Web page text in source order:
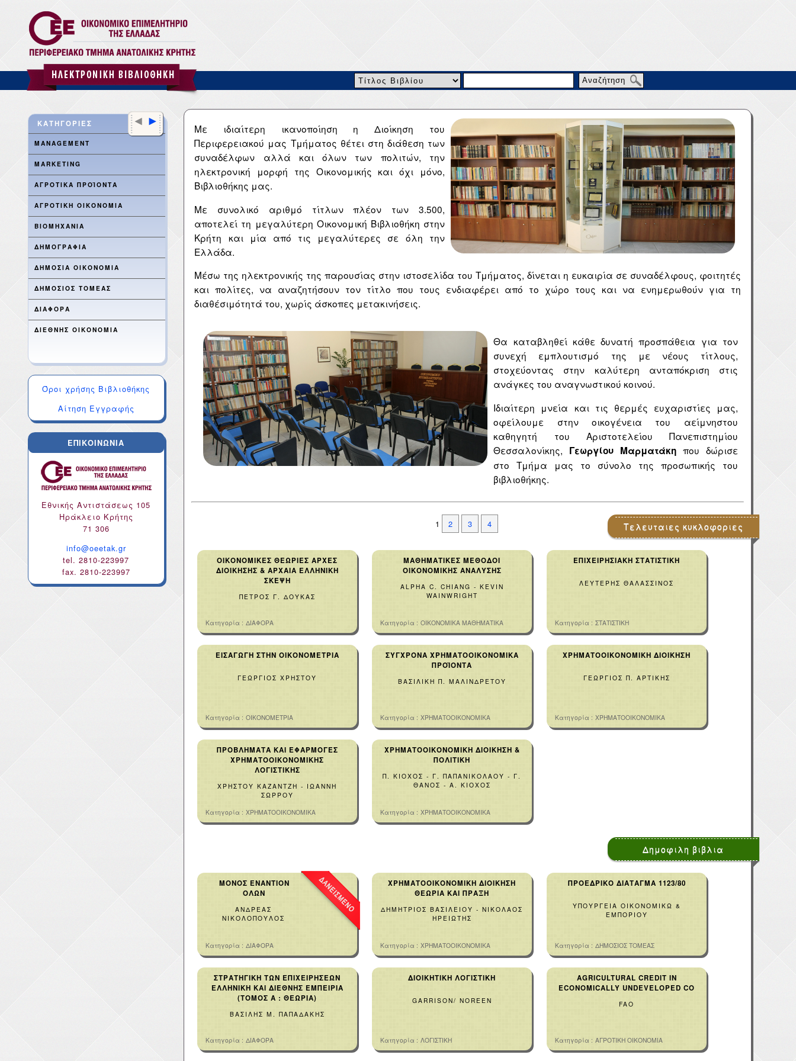
ΚΑΤΗΓΟΡΙΕΣ < >
MANAGEMENT
MARKETING
ΑΓΡΟΤΙΚΑ ΠΡΟΪΟΝΤΑ
ΑΓΡΟΤΙΚΗ ΟΙΚΟΝΟΜΙΑ
ΒΙΟΜΗΧΑΝΙΑ
ΔΗΜΟΓΡΑΦΙΑ
ΔΗΜΟΣΙΑ ΟΙΚΟΝΟΜΙΑ
ΔΗΜΟΣΙΟΣ ΤΟΜΕΑΣ
ΔΙΑΦΟΡΑ
ΔΙΕΘΝΗΣ ΟΙΚΟΝΟΜΙΑ
Όροι χρήσης Βιβλιοθήκης
Αίτηση Εγγραφής
ΕΠΙΚΟΙΝΩΝΙΑ
Εθνικής Αντιστάσεως 105
Ηράκλειο Κρήτης
71 306
info@oeetak.gr
tel. 2810-223997
fax. 2810-223997
Με ιδιαίτερη ικανοποίηση η Διοίκηση του
Περιφερειακού μας Τμήματος θέτει στη διάθεση των
συναδέλφων αλλά και όλων των πολιτών, την
ηλεκτρονική μορφή της Οικονομικής και όχι μόνο,
Βιβλιοθήκης μας.
Με συνολικό αριθμό τίτλων πλέον των 3.500,
αποτελεί τη μεγαλύτερη Οικονομική Βιβλιοθήκη στην
Κρήτη και μία από τις μεγαλύτερες σε όλη την
Ελλάδα.
Μέσω της ηλεκτρονικής της παρουσίας στην ιστοσελίδα του Τμήματος, δίνεται η ευκαιρία σε συναδέλφους, φοιτητές
και πολίτες, να αναζητήσουν τον τίτλο που τους ενδιαφέρει από το χώρο τους και να ενημερωθούν για τη
διαθέσιμότητά του, χωρίς άσκοπες μετακινήσεις.
Θα καταβληθεί κάθε δυνατή προσπάθεια για τον
συνεχή εμπλουτισμό της με νέους τίτλους,
στοχεύοντας στην καλύτερη ανταπόκριση στις
ανάγκες του αναγνωστικού κοινού.
Ιδιαίτερη μνεία και τις θερμές ευχαριστίες μας,
οφείλουμε στην οικογένεια του αείμνηστου
καθηγητή του Αριστοτελείου Πανεπιστημίου
Θεσσαλονίκης, Γεωργίου Μαρματάκη που δώρισε
στο Τμήμα μας το σύνολο της προσωπικής του
βιβλιοθήκης.
1 2 3 4 Τελευταιες κυκλοφοριες
ΟΙΚΟΝΟΜΙΚΕΣ ΘΕΩΡΙΕΣ ΑΡΧΕΣ
ΔΙΟΙΚΗΣΗΣ & ΑΡΧΑΙΑ ΕΛΛΗΝΙΚΗ
ΣΚΕΨΗ
ΠΕΤΡΟΣ Γ. ΔΟΥΚΑΣ
Κατηγορία : ΔΙΑΦΟΡΑ
ΜΑΘΗΜΑΤΙΚΕΣ ΜΕΘΟΔΟΙ
ΟΙΚΟΝΟΜΙΚΗΣ ΑΝΑΛΥΣΗΣ
ALPHA C. CHIANG - KEVIN
WAINWRIGHT
Κατηγορία : ΟΙΚΟΝΟΜΙΚΑ ΜΑΘΗΜΑΤΙΚΑ
ΕΠΙΧΕΙΡΗΣΙΑΚΗ ΣΤΑΤΙΣΤΙΚΗ
ΛΕΥΤΕΡΗΣ ΘΑΛΑΣΣΙΝΟΣ
Κατηγορία : ΣΤΑΤΙΣΤΙΚΗ
ΕΙΣΑΓΩΓΗ ΣΤΗΝ ΟΙΚΟΝΟΜΕΤΡΙΑ
ΓΕΩΡΓΙΟΣ ΧΡΗΣΤΟΥ
Κατηγορία : ΟΙΚΟΝΟΜΕΤΡΙΑ
ΣΥΓΧΡΟΝΑ ΧΡΗΜΑΤΟΟΙΚΟΝΟΜΙΚΑ
ΠΡΟΪΟΝΤΑ
ΒΑΣΙΛΙΚΗ Π. ΜΑΛΙΝΔΡΕΤΟΥ
Κατηγορία : ΧΡΗΜΑΤΟΟΙΚΟΝΟΜΙΚΑ
ΧΡΗΜΑΤΟΟΙΚΟΝΟΜΙΚΗ ΔΙΟΙΚΗΣΗ
ΓΕΩΡΓΙΟΣ Π. ΑΡΤΙΚΗΣ
Κατηγορία : ΧΡΗΜΑΤΟΟΙΚΟΝΟΜΙΚΑ
ΠΡΟΒΛΗΜΑΤΑ ΚΑΙ ΕΦΑΡΜΟΓΕΣ
ΧΡΗΜΑΤΟΟΙΚΟΝΟΜΙΚΗΣ
ΛΟΓΙΣΤΙΚΗΣ
ΧΡΗΣΤΟΥ ΚΑΖΑΝΤΖΗ - ΙΩΑΝΝΗ
ΣΩΡΡΟΥ
Κατηγορία : ΧΡΗΜΑΤΟΟΙΚΟΝΟΜΙΚΑ
ΧΡΗΜΑΤΟΟΙΚΟΝΟΜΙΚΗ ΔΙΟΙΚΗΣΗ &
ΠΟΛΙΤΙΚΗ
Π. ΚΙΟΧΟΣ - Γ. ΠΑΠΑΝΙΚΟΛΑΟΥ - Γ.
ΘΑΝΟΣ - Α. ΚΙΟΧΟΣ
Κατηγορία : ΧΡΗΜΑΤΟΟΙΚΟΝΟΜΙΚΑ
Δημοφιλη βιβλια
ΜΟΝΟΣ ΕΝΑΝΤΙΟΝ
ΟΛΩΝ
ΑΝΔΡΕΑΣ
ΝΙΚΟΛΟΠΟΥΛΟΣ
Κατηγορία : ΔΙΑΦΟΡΑ
ΧΡΗΜΑΤΟΟΙΚΟΝΟΜΙΚΗ ΔΙΟΙΚΗΣΗ
ΘΕΩΡΙΑ ΚΑΙ ΠΡΑΞΗ
ΔΗΜΗΤΡΙΟΣ ΒΑΣΙΛΕΙΟΥ - ΝΙΚΟΛΑΟΣ
ΗΡΕΙΩΤΗΣ
Κατηγορία : ΧΡΗΜΑΤΟΟΙΚΟΝΟΜΙΚΑ
ΠΡΟΕΔΡΙΚΟ ΔΙΑΤΑΓΜΑ 1123/80
ΥΠΟΥΡΓΕΙΑ ΟΙΚΟΝΟΜΙΚΩ &
ΕΜΠΟΡΙΟΥ
Κατηγορία : ΔΗΜΟΣΙΟΣ ΤΟΜΕΑΣ
ΣΤΡΑΤΗΓΙΚΗ ΤΩΝ ΕΠΙΧΕΙΡΗΣΕΩΝ
ΕΛΛΗΝΙΚΗ ΚΑΙ ΔΙΕΘΝΗΣ ΕΜΠΕΙΡΙΑ
(ΤΟΜΟΣ Α : ΘΕΩΡΙΑ)
ΒΑΣΙΛΗΣ Μ. ΠΑΠΑΔΑΚΗΣ
Κατηγορία : ΔΙΑΦΟΡΑ
ΔΙΟΙΚΗΤΙΚΗ ΛΟΓΙΣΤΙΚΗ
GARRISON/ NOREEN
Κατηγορία : ΛΟΓΙΣΤΙΚΗ
AGRICULTURAL CREDIT IN
ECONOMICALLY UNDEVELOPED CO
FAO
Κατηγορία : ΑΓΡΟΤΙΚΗ ΟΙΚΟΝΟΜΙΑ